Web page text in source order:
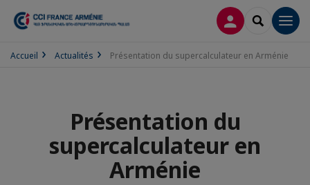
CONNEXION
Accueil Actualités Présentation du supercalculateur en Arménie
Présentation du
supercalculateur en
Arménie